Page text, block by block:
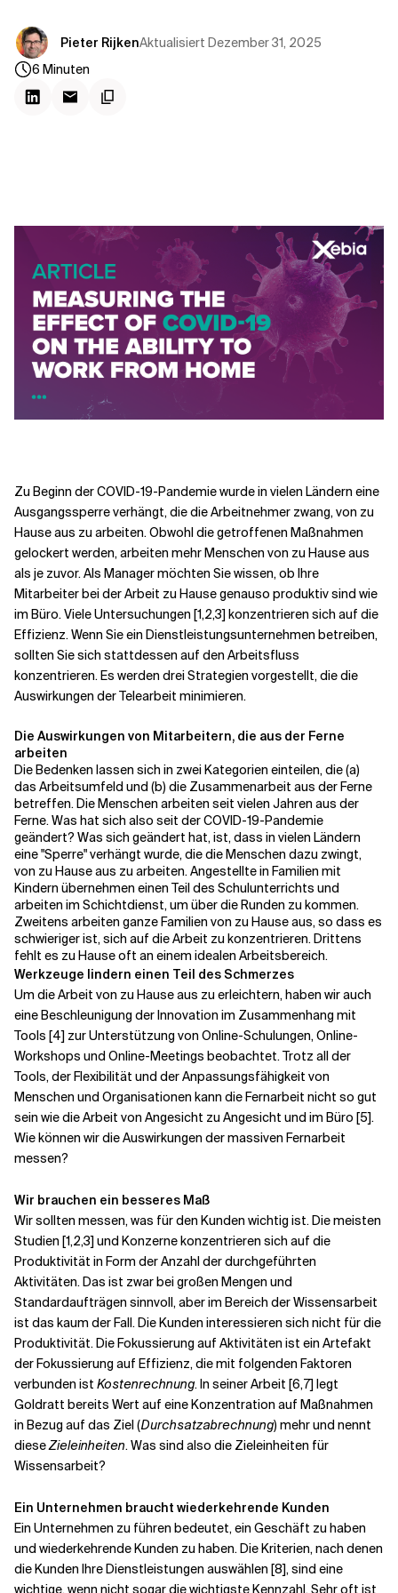
Pieter RijkenAktualisiert Dezember 31, 2025
6 Minuten
Zu Beginn der COVID-19-Pandemie wurde in vielen Ländern eine
Ausgangssperre verhängt, die die Arbeitnehmer zwang, von zu
Hause aus zu arbeiten. Obwohl die getroffenen Maßnahmen
gelockert werden, arbeiten mehr Menschen von zu Hause aus
als je zuvor. Als Manager möchten Sie wissen, ob Ihre
Mitarbeiter bei der Arbeit zu Hause genauso produktiv sind wie
im Büro. Viele Untersuchungen [1,2,3] konzentrieren sich auf die
Effizienz. Wenn Sie ein Dienstleistungsunternehmen betreiben,
sollten Sie sich stattdessen auf den Arbeitsfluss
konzentrieren. Es werden drei Strategien vorgestellt, die die
Auswirkungen der Telearbeit minimieren.
Die Auswirkungen von Mitarbeitern, die aus der Ferne
arbeiten
Die Bedenken lassen sich in zwei Kategorien einteilen, die (a)
das Arbeitsumfeld und (b) die Zusammenarbeit aus der Ferne
betreffen. Die Menschen arbeiten seit vielen Jahren aus der
Ferne. Was hat sich also seit der COVID-19-Pandemie
geändert? Was sich geändert hat, ist, dass in vielen Ländern
eine "Sperre" verhängt wurde, die die Menschen dazu zwingt,
von zu Hause aus zu arbeiten. Angestellte in Familien mit
Kindern übernehmen einen Teil des Schulunterrichts und
arbeiten im Schichtdienst, um über die Runden zu kommen.
Zweitens arbeiten ganze Familien von zu Hause aus, so dass es
schwieriger ist, sich auf die Arbeit zu konzentrieren. Drittens
fehlt es zu Hause oft an einem idealen Arbeitsbereich.
Werkzeuge lindern einen Teil des Schmerzes
Um die Arbeit von zu Hause aus zu erleichtern, haben wir auch
eine Beschleunigung der Innovation im Zusammenhang mit
Tools [4] zur Unterstützung von Online-Schulungen, Online-
Workshops und Online-Meetings beobachtet. Trotz all der
Tools, der Flexibilität und der Anpassungsfähigkeit von
Menschen und Organisationen kann die Fernarbeit nicht so gut
sein wie die Arbeit von Angesicht zu Angesicht und im Büro [5].
Wie können wir die Auswirkungen der massiven Fernarbeit
messen?
Wir brauchen ein besseres Maß
Wir sollten messen, was für den Kunden wichtig ist. Die meisten
Studien [1,2,3] und Konzerne konzentrieren sich auf die
Produktivität in Form der Anzahl der durchgeführten
Aktivitäten. Das ist zwar bei großen Mengen und
Standardaufträgen sinnvoll, aber im Bereich der Wissensarbeit
ist das kaum der Fall. Die Kunden interessieren sich nicht für die
Produktivität. Die Fokussierung auf Aktivitäten ist ein Artefakt
der Fokussierung auf Effizienz, die mit folgenden Faktoren
verbunden ist Kostenrechnung. In seiner Arbeit [6,7] legt
Goldratt bereits Wert auf eine Konzentration auf Maßnahmen
in Bezug auf das Ziel (Durchsatzabrechnung) mehr und nennt
dieseZieleinheiten. Was sind also die Zieleinheiten für
Wissensarbeit?
Ein Unternehmen braucht wiederkehrende Kunden
Ein Unternehmen zu führen bedeutet, ein Geschäft zu haben
und wiederkehrende Kunden zu haben. Die Kriterien, nach denen
die Kunden Ihre Dienstleistungen auswählen [8], sind eine
wichtige, wenn nicht sogar die wichtigste Kennzahl. Sehr oft ist